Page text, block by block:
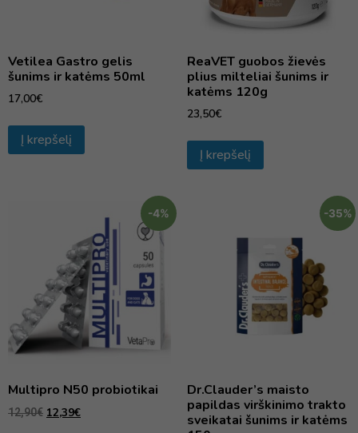
Vetilea Gastro gelis
šunims ir katėms 50ml
17,00€
Į krepšelį
ReaVET guobos žievės
plius milteliai šunims ir
katėms 120g
23,50€
Į krepšelį
-4%
Multipro N50 probiotikai
12,90€ 12,39€
-35%
Dr.Clauder’s maisto
papildas virškinimo trakto
sveikatai šunims ir katėms